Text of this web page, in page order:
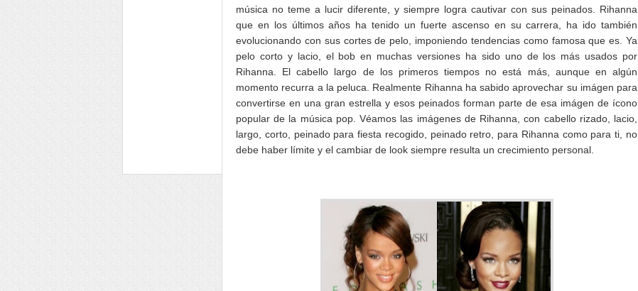
música no teme a lucir diferente, y siempre logra cautivar con sus peinados. Rihanna
que en los últimos años ha tenido un fuerte ascenso en su carrera, ha ido también
evolucionando con sus cortes de pelo, imponiendo tendencias como famosa que es. Ya
pelo corto y lacio, el bob en muchas versiones ha sido uno de los más usados por
Rihanna. El cabello largo de los primeros tiempos no está más, aunque en algún
momento recurra a la peluca. Realmente Rihanna ha sabido aprovechar su imágen para
convertirse en una gran estrella y esos peinados forman parte de esa imágen de ícono
popular de la música pop. Véamos las imágenes de Rihanna, con cabello rizado, lacio,
largo, corto, peinado para fiesta recogido, peinado retro, para Rihanna como para ti, no
debe haber límite y el cambiar de look siempre resulta un crecimiento personal.